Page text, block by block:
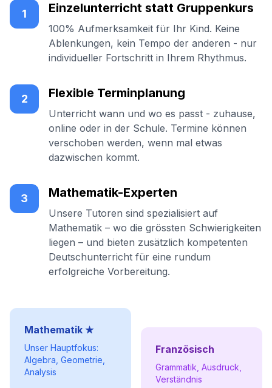
1 Einzelunterricht statt Gruppenkurs
100% Aufmerksamkeit für Ihr Kind. Keine
Ablenkungen, kein Tempo der anderen - nur
individueller Fortschritt in Ihrem Rhythmus.
2 Flexible Terminplanung
Unterricht wann und wo es passt - zuhause,
online oder in der Schule. Termine können
verschoben werden, wenn mal etwas
dazwischen kommt.
3 Mathematik-Experten
Unsere Tutoren sind spezialisiert auf
Mathematik – wo die grössten Schwierigkeiten
liegen – und bieten zusätzlich kompetenten
Deutschunterricht für eine rundum
erfolgreiche Vorbereitung.
Mathematik ★
Unser Hauptfokus:
Algebra, Geometrie,
Analysis
Französisch
Grammatik, Ausdruck,
Verständnis